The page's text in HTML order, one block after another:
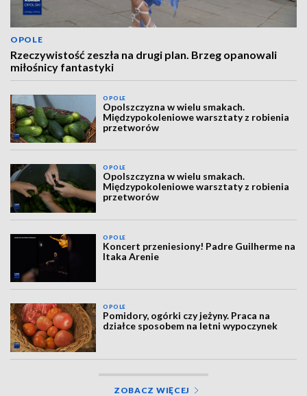
OPOLE
Rzeczywistość zeszła na drugi plan. Brzeg opanowali
miłośnicy fantastyki
OPOLE
Opolszczyzna w wielu smakach.
Międzypokoleniowe warsztaty z robienia
przetworów
OPOLE
Opolszczyzna w wielu smakach.
Międzypokoleniowe warsztaty z robienia
przetworów
OPOLE
Koncert przeniesiony! Padre Guilherme na
Itaka Arenie
OPOLE
Pomidory, ogórki czy jeżyny. Praca na
działce sposobem na letni wypoczynek
ZOBACZ WIĘCEJ